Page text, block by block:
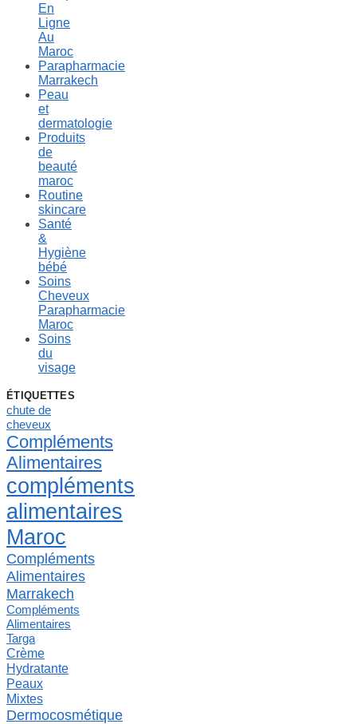
En
Ligne
Au
Maroc
Parapharmacie
Marrakech
Peau
et
dermatologie
Produits
de
beauté
maroc
Routine
skincare
Santé
&
Hygiène
bébé
Soins
Cheveux
Parapharmacie
Maroc
Soins
du
visage
ÉTIQUETTES
chute de
cheveux
Compléments
Alimentaires
compléments
alimentaires
Maroc
Compléments
Alimentaires
Marrakech
Compléments
Alimentaires
Targa
Crème
Hydratante
Peaux
Mixtes
Dermocosmétique